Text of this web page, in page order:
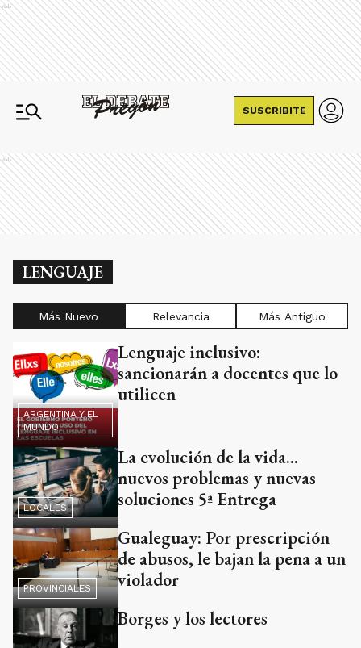
Ads
SUSCRIBITE
Ads
LENGUAJE
Más Nuevo Relevancia Más Antiguo
ARGENTINA Y EL
MUNDO
Lenguaje inclusivo:
sancionarán a docentes que lo
utilicen
LOCALES
La evolución de la vida...
nuevos problemas y nuevas
soluciones 5ª Entrega
PROVINCIALES
Gualeguay: Por prescripción
de abusos, le bajan la pena a un
violador
Borges y los lectores